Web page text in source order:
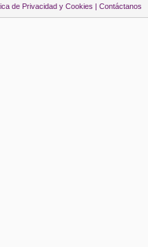
de Privacidad y Cookies | Contáctanos